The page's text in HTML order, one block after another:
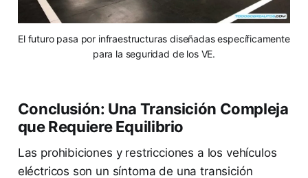
El futuro pasa por infraestructuras diseñadas específicamente
para la seguridad de los VE.
Conclusión: Una Transición Compleja
que Requiere Equilibrio
Las prohibiciones y restricciones a los vehículos
eléctricos son un síntoma de una transición